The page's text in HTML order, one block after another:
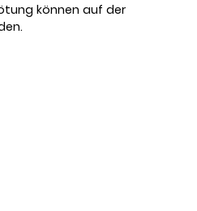
können auf der